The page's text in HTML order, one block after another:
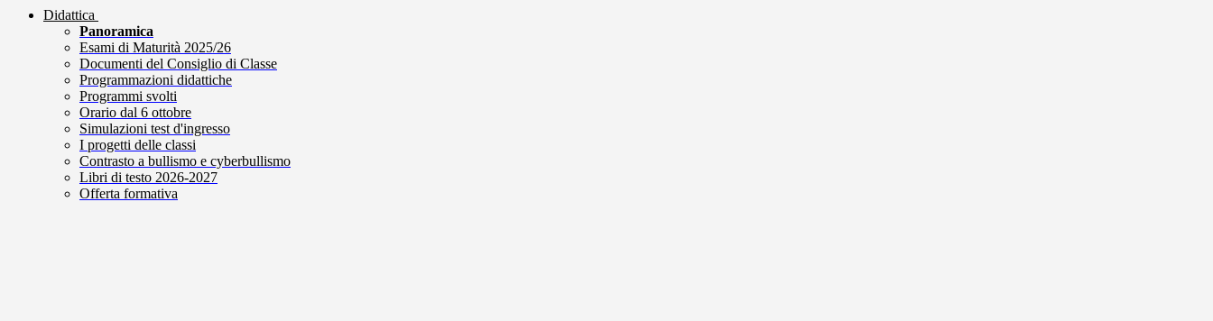
Didattica
Panoramica
Esami di Maturità 2025/26
Documenti del Consiglio di Classe
Programmazioni didattiche
Programmi svolti
Orario dal 6 ottobre
Simulazioni test d'ingresso
I progetti delle classi
Contrasto a bullismo e cyberbullismo
Libri di testo 2026-2027
Offerta formativa